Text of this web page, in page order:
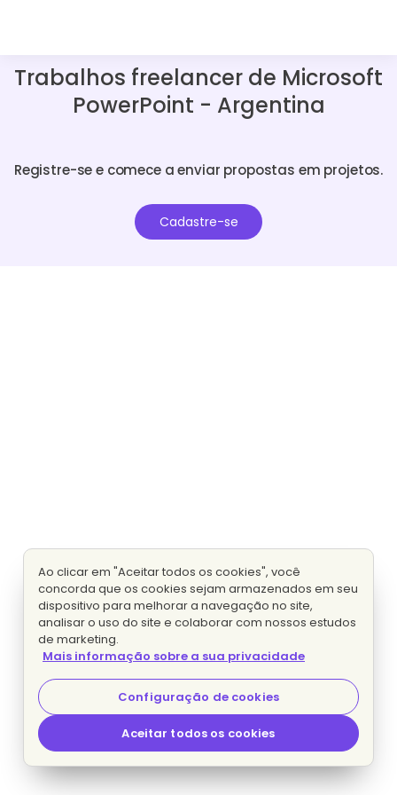
Trabalhos freelancer de Microsoft
PowerPoint - Argentina
Registre-se e comece a enviar propostas em projetos.
Cadastre-se
Ao clicar em "Aceitar todos os cookies", você
concorda que os cookies sejam armazenados em seu
dispositivo para melhorar a navegação no site,
analisar o uso do site e colaborar com nossos estudos
de marketing.
Mais informação sobre a sua privacidade
Configuração de cookies
Aceitar todos os cookies